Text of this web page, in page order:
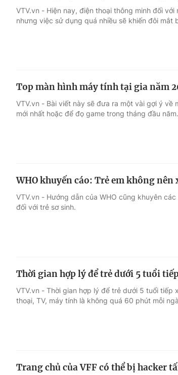
VTV.vn - Hiện nay, điện thoại thông minh đối
nhưng việc sử dụng quá nhiều sẽ khiến đôi mắt
Top màn hình máy tính tại gia năm
VTV.vn - Bài viết này sẽ đưa ra một vài gợi ý
mới nhất hoặc để đọ game trong tháng đầu năm.
WHO khuyến cáo: Trẻ em không
VTV.vn - Hướng dẫn của WHO cũng khuyên
đối với trẻ sơ sinh.
Thời gian hợp lý để trẻ dưới 5 tuổi
VTV.vn - Thời gian hợp lý để trẻ dưới 5 tuổi
thoại, TV, máy tính là không quá 60 phút mỗi
Trang chủ của VFF có thể bị hacker